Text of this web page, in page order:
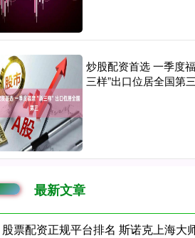
炒股配资首选 一季度
三样”出口位居全国第三
最新文章